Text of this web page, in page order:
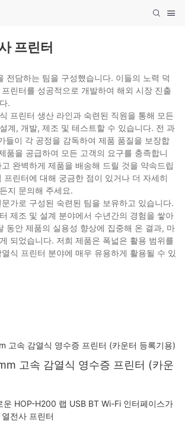
프린터
전담하는 팀을 구성했습니다. 이들의 노력 덕
린터를 성공적으로 개발하여 해외 시장 진출
.
프린터 생산 라인과 숙련된 직원을 통해 모든
계, 개발, 제조 및 테스트할 수 있습니다. 전 과
들이 각 공정을 감독하여 제품 품질을 보장합
품을 공급하여 모든 고객의 요구를 충족합니
완벽하게 제품을 배송해 드릴 것을 약속드립
린터에 대해 궁금한 점이 있거나 더 자세히
지 문의해 주세요.
가로 구성된 숙련된 팀을 보유하고 있습니다.
제조 및 설계 분야에서 수년간의 경험을 쌓아
동안 제품의 실용성 향상에 집중해 온 결과, 마
되었습니다. 저희 제품은 폭넓은 활용 범위를
식 프린터 분야에 매우 유용하게 활용될 수 있
고속 감열식 영수증 프린터 (카운